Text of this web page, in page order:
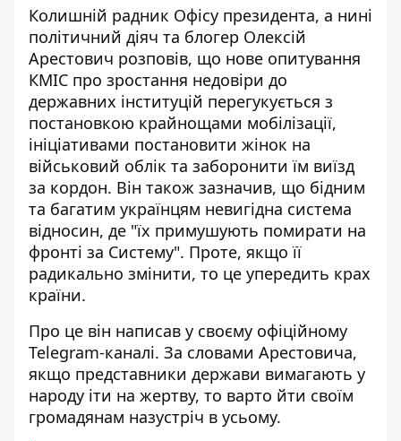
Колишній радник Офісу президента, а нині
політичний діяч та блогер Олексій
Арестович розповів, що нове опитування
КМІС про зростання недовіри до
державних інституцій перегукується з
постановкою крайнощами мобілізації,
ініціативами постановити жінок на
військовий облік та заборонити їм виїзд
за кордон. Він також зазначив, що бідним
та багатим українцям невигідна система
відносин, де "їх примушують помирати на
фронті за Систему". Проте, якщо її
радикально змінити, то це упередить крах
країни.
Про це він написав у своєму офіційному
Telegram-каналі. За словами Арестовича,
якщо представники держави вимагають у
народу іти на жертву, то варто йти своїм
громадянам назустріч в усьому.